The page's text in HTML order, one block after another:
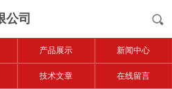
公司
产品展示 新闻中心
技术文章 在线留言